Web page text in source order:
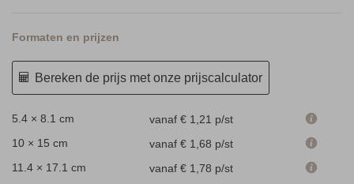
Formaten en prijzen
Bereken de prijs met onze prijscalculator
5.4 × 8.1 cm vanaf € 1,21 p/st
10 × 15 cm
vanaf € 1,68 p/st
11.4 × 17.1 cm
vanaf € 1,78 p/st